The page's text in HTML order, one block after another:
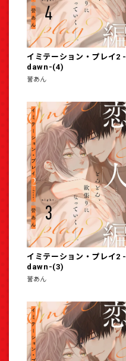
イミテーション・プレイ2 -
dawn-(4)
誉あん
イミテーション・プレイ2 -
dawn-(3)
誉あん